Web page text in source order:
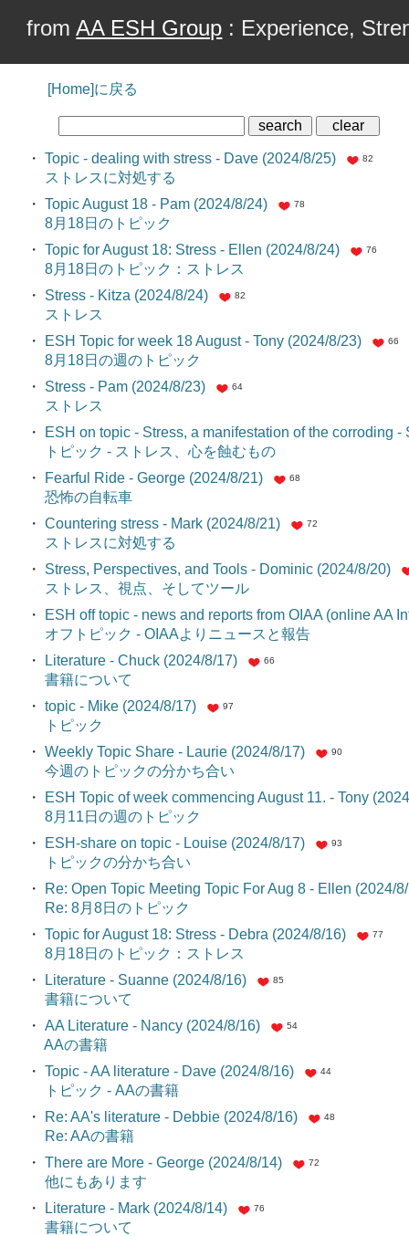
fromAA ESH Group : Experience,
[Home]に戻る
・ Topic - dealing with stress - Dave (2024/8/25)
ストレスに対処する
82
・ Topic August 18 - Pam (2024/8/24)
8月18日のトピック
78
・ Topic for August 18: Stress - Ellen (2024/8/24)
8月18日のトピック：ストレス
76
・
Stress - Kitza (2024/8/24)
ストレス
82
・
ESH Topic for week 18 August - Tony (2024/8/23)
8月18日の週のトピック
66
・
Stress - Pam (2024/8/23)
ストレス
64
・
ESH on topic - Stress, a manifestation of the corroding -
トピック - ストレス、心を蝕むもの
・
Fearful Ride - George (2024/8/21)
恐怖の自転車
68
・ Countering stress - Mark (2024/8/21)
ストレスに対処する
72
・
Stress, Perspectives, and Tools - Dominic (2024/8/20)
ストレス、視点、そしてツール
・
ESH off topic - news and reports from OIAA (online AA
オフトピック - OIAAよりニュースと報告
・
Literature - Chuck (2024/8/17)
書籍について
66
・ topic - Mike (2024/8/17)
トピック
97
・ Weekly Topic Share - Laurie (2024/8/17)
今週のトピックの分かち合い
90
・
ESH Topic of week commencing August 11. - Tony
8月11日の週のトピック
・
ESH-share on topic - Louise (2024/8/17)
トピックの分かち合い
93
・
Re: Open Topic Meeting Topic For Aug 8 - Ellen (2024/
Re: 8月8日のトピック
・ Topic for August 18: Stress - Debra (2024/8/16)
8月18日のトピック：ストレス
77
・
Literature - Suanne (2024/8/16)
書籍について
85
・ AA Literature - Nancy (2024/8/16)
AAの書籍
54
・ Topic - AA literature - Dave (2024/8/16)
トピック - AAの書籍
44
・
Re: AA's literature - Debbie (2024/8/16)
Re: AAの書籍
48
・ There are More - George (2024/8/14)
他にもあります
72
・
Literature - Mark (2024/8/14)
書籍について
76